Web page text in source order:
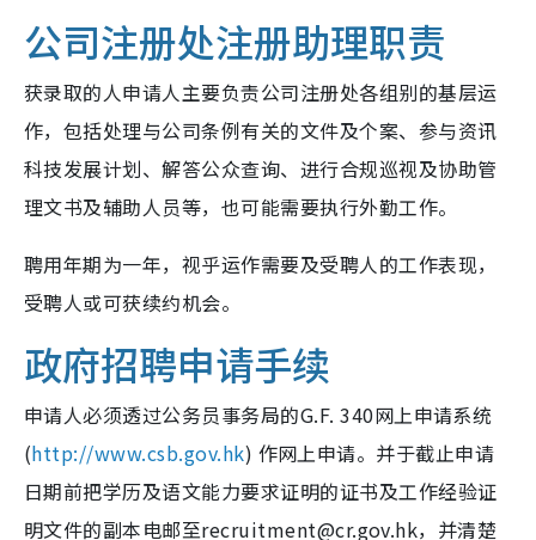
公司注册处注册助理职责
获录取的人申请人主要负责公司注册处各组别的基层运
作，包括处理与公司条例有关的文件及个案、参与资讯
科技发展计划、解答公众查询、进行合规巡视及协助管
理文书及辅助人员等，也可能需要执行外勤工作。
聘用年期为一年，视乎运作需要及受聘人的工作表现，
受聘人或可获续约机会。
政府招聘申请手续
申请人必须透过公务员事务局的G.F. 340网上申请系统
(http://www.csb.gov.hk) 作网上申请。并于截止申请
日期前把学历及语文能力要求证明的证书及工作经验证
明文件的副本电邮至recruitment@cr.gov.hk，并清楚